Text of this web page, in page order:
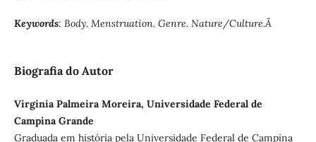
Keywords: Body. Menstruation. Genre. Nature/Culture.Â
Biografia do Autor
Virginia Palmeira Moreira, Universidade Federal de
Campina Grande
Graduada em história pela Universidade Federal de Campina